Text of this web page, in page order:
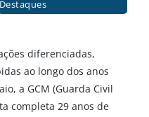
Destaques
diferenciadas,
ao longo dos anos
a GCM (Guarda Civil
completa 29 anos de